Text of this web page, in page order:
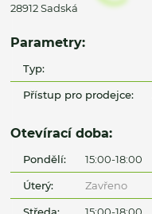
28912 Sadská
Parametry:
Typ:
Přístup pro prodejce:
Otevírací doba:
Pondělí: 15:00-18:00
Úterý: Zavřeno